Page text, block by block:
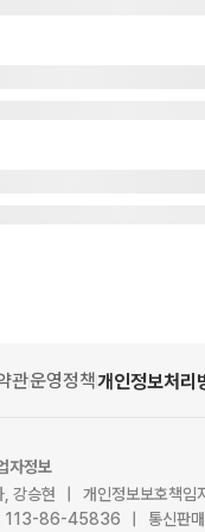
관운영정책개인정보처리
자정보
, 강승현 | 개인정보보호책임
: 113-86-45836 | 통신판